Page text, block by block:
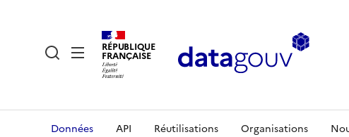
RÉPUBLIQUE
FRANÇAISE
Données API Réutilisations Organisations